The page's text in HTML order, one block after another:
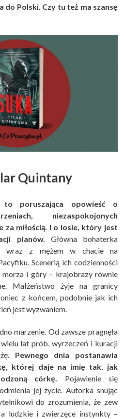
do Polski. Czy tu też ma szansę
Quintany
poruszająca opowieść o
niezaspokojonych
za miłością. I o losie, który jest
planów. Główna bohaterka
wraz z mężem w chacie na
Scenerią ich codzienności
morza i góry – krajobrazy równie
Małżeństwo żyje na granicy
z końcem, podobnie jak ich
jest wyzwaniem.
marzenie. Od zawsze pragnęła
lat prób, wyrzeczeń i kuracji
Pewnego dnia postanawia
której daje na imię tak, jak
córkę. Pojawienie się
jej życie. Autorka snując
do zrozumienia, że zew
a ludzkie i zwierzęce instynkty –